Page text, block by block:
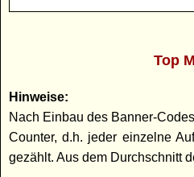
Top
Hinweise:
Nach Einbau des Banner-
Counter, d.h. jeder einzelne
gezählt. Aus dem Durchschnitt